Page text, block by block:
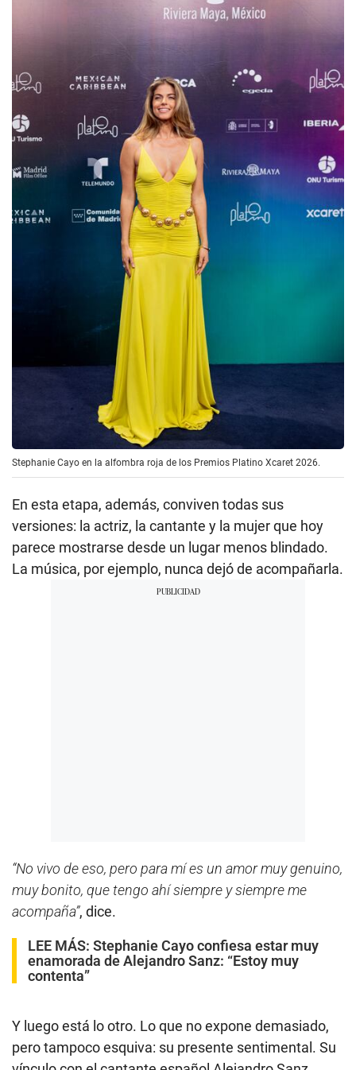
Stephanie Cayo en la alfombra roja de los Premios Platino Xcaret 2026.
En esta etapa, además, conviven todas sus
versiones: la actriz, la cantante y la mujer que hoy
parece mostrarse desde un lugar menos blindado.
La música, por ejemplo, nunca dejó de acompañarla.
“No vivo de eso, pero para mí es un amor muy genuino,
muy bonito, que tengo ahí siempre y siempre me
acompaña”, dice.
LEE MÁS: Stephanie Cayo confiesa estar muy
enamorada de Alejandro Sanz: “Estoy muy
contenta”
Y luego está lo otro. Lo que no expone demasiado,
pero tampoco esquiva: su presente sentimental. Su